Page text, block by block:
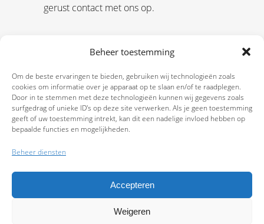
Beheer toestemming
Om de beste ervaringen te bieden, gebruiken wij technologieën zoals
cookies om informatie over je apparaat op te slaan en/of te raadplegen.
Door in te stemmen met deze technologieën kunnen wij gegevens zoals
surfgedrag of unieke ID's op deze site verwerken. Als je geen toestemming
geeft of uw toestemming intrekt, kan dit een nadelige invloed hebben op
bepaalde functies en mogelijkheden.
Beheer diensten
Accepteren
Weigeren
gerust contact met ons op.